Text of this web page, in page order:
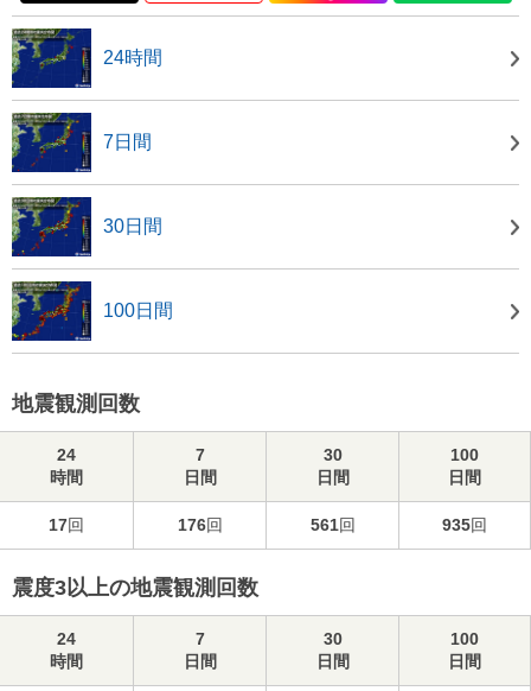
24時間
7日間
30日間
100日間
地震観測回数
24
時間
7
日間
30
日間
100
日間
17回 176回 561回 935回
震度3以上の地震観測回数
24
時間
7
日間
30
日間
100
日間